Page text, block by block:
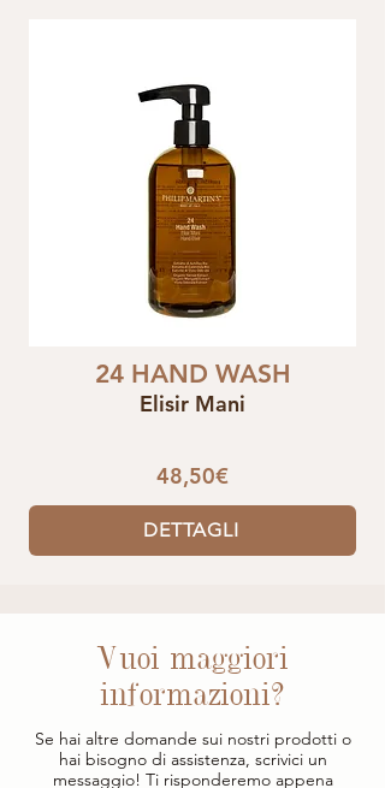
24 HAND WASH
Elisir Mani
48,50€
DETTAGLI
Vuoi maggiori
informazioni?
Se hai altre domande sui nostri prodotti o
hai bisogno di assistenza, scrivici un
messaggio! Ti risponderemo appena